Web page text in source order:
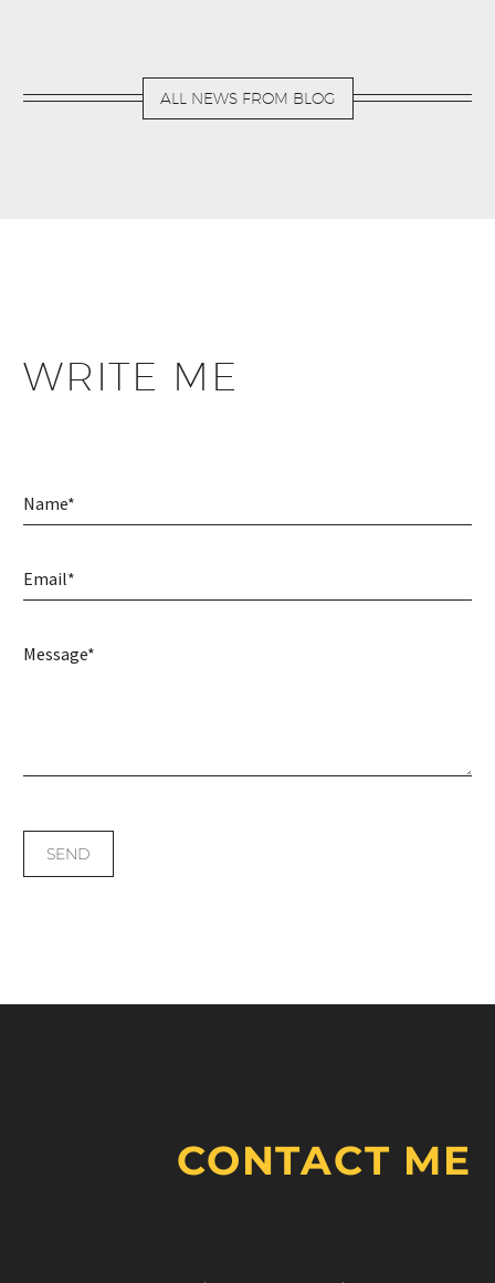
ALL NEWS FROM BLOG
CONTACT ME
WRITE ME